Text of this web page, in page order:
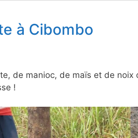
à Cibombo
de manioc, de maïs et de
!